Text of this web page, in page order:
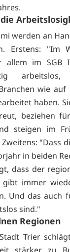
werden an
Erstens: "Im
allem im SGB
wie
haben.
beziehen
steigen im
"Dass
in beiden
dass der
immer
Und das auch
sind."
Regionen
Trier